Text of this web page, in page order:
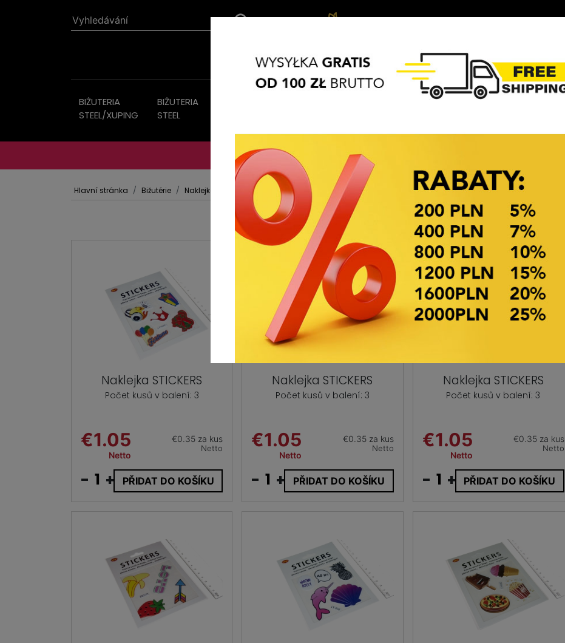
BIŻUTERIA
STEEL/XUPING
BIŻUTERIA
STEEL
Vlasové
OKAZJE CENOWE
Hlavní stránka Bižutérie Naklejka
Naklejka STICKERS
Počet kusů v balení: 3
€1.05
Netto
€0.35 za kus
Netto
- + PŘIDAT DO KOŠÍKU
Naklejka STICKERS
Počet kusů v balení: 3
€1.05
Netto
€0.35 za kus
Netto
- + PŘIDAT DO KOŠÍKU
Naklejka STICKERS
Počet kusů v balení: 3
€1.05
Netto
€0.35 za kus
Netto
- + PŘIDAT DO KOŠÍKU